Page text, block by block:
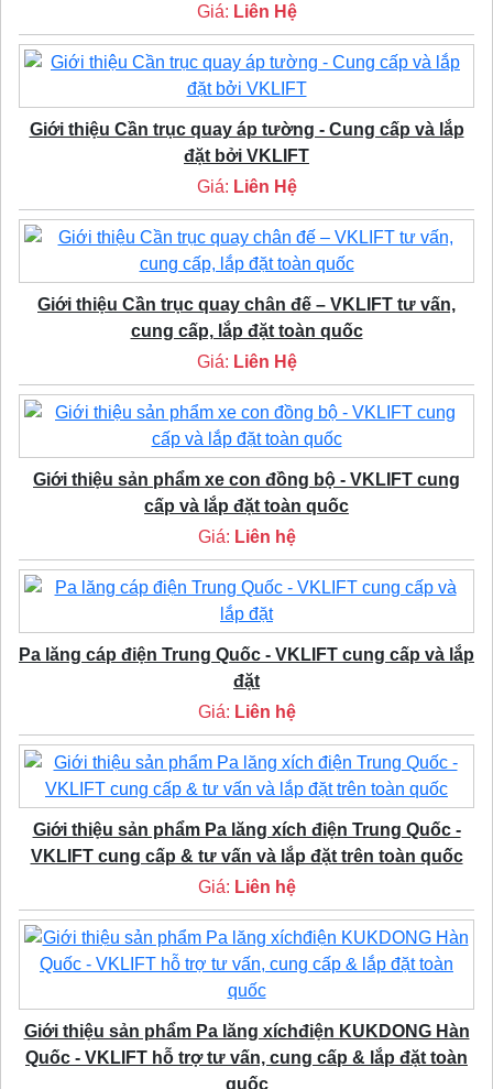
Giá: Liên Hệ
Giới thiệu Cần trục quay áp tường - Cung cấp và lắp
đặt bởi VKLIFT
Giá: Liên Hệ
Giới thiệu Cần trục quay chân đế – VKLIFT tư vấn,
cung cấp, lắp đặt toàn quốc
Giá: Liên Hệ
Giới thiệu sản phẩm xe con đồng bộ - VKLIFT cung
cấp và lắp đặt toàn quốc
Giá: Liên hệ
Pa lăng cáp điện Trung Quốc - VKLIFT cung cấp và lắp
đặt
Giá: Liên hệ
Giới thiệu sản phẩm Pa lăng xích điện Trung Quốc -
VKLIFT cung cấp & tư vấn và lắp đặt trên toàn quốc
Giá: Liên hệ
Giới thiệu sản phẩm Pa lăng xíchđiện KUKDONG Hàn
Quốc - VKLIFT hỗ trợ tư vấn, cung cấp & lắp đặt toàn
quốc